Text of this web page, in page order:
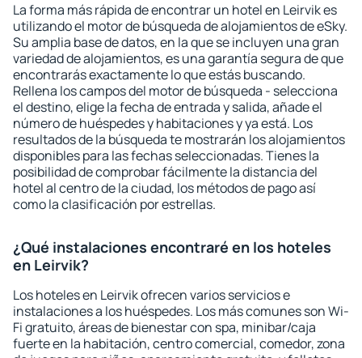
La forma más rápida de encontrar un hotel en Leirvik es
utilizando el motor de búsqueda de alojamientos de eSky.
Su amplia base de datos, en la que se incluyen una gran
variedad de alojamientos, es una garantía segura de que
encontrarás exactamente lo que estás buscando.
Rellena los campos del motor de búsqueda - selecciona
el destino, elige la fecha de entrada y salida, añade el
número de huéspedes y habitaciones y ya está. Los
resultados de la búsqueda te mostrarán los alojamientos
disponibles para las fechas seleccionadas. Tienes la
posibilidad de comprobar fácilmente la distancia del
hotel al centro de la ciudad, los métodos de pago así
como la clasificación por estrellas.
¿Qué instalaciones encontraré en los hoteles
en Leirvik?
Los hoteles en Leirvik ofrecen varios servicios e
instalaciones a los huéspedes. Los más comunes son Wi-
Fi gratuito, áreas de bienestar con spa, minibar/caja
fuerte en la habitación, centro comercial, comedor, zona